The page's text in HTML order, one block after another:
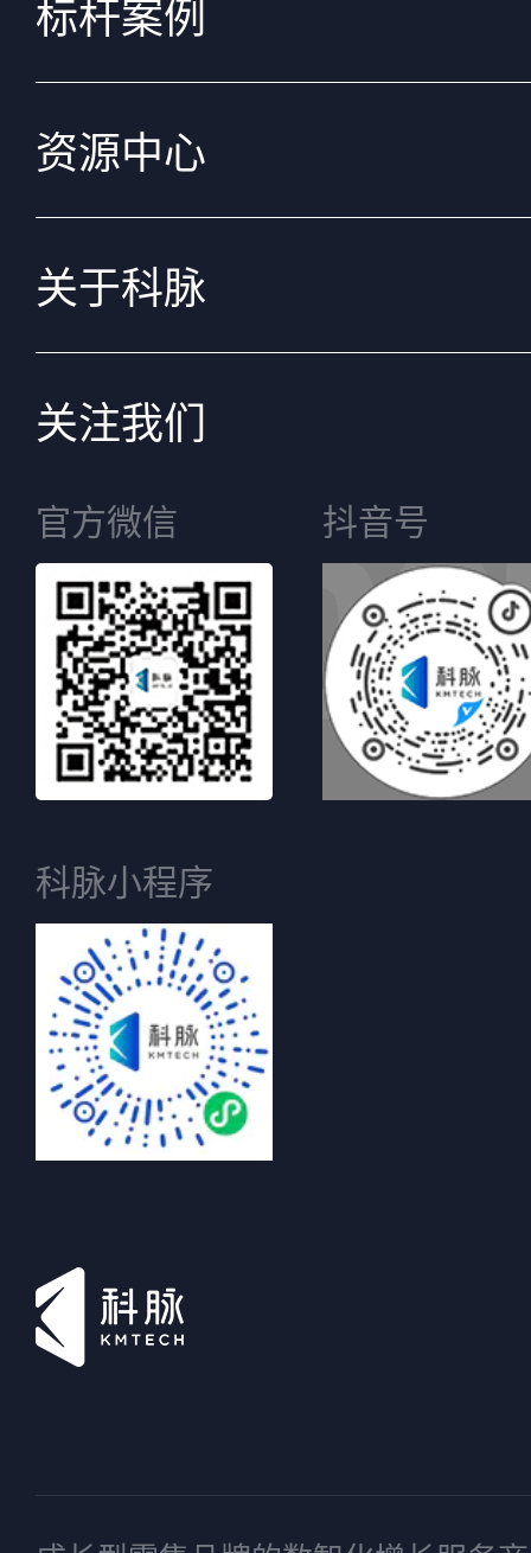
标杆案例
资源中心
关于科脉
关注我们
官方微信 抖音号
科脉小程序